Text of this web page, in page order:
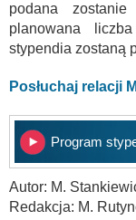
podana
planowana
stypendia zostaną
Posłuchaj relacji
Program
Autor: M.
Redakcja: M.